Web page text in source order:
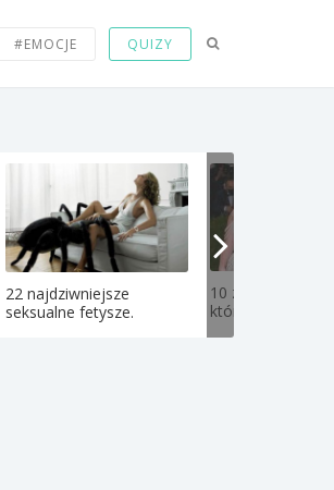
#EMOCJE QUIZY
22 najdziwniejsze
seksualne fetysze.
10 zdjęć gwiazd
które sprawiły,